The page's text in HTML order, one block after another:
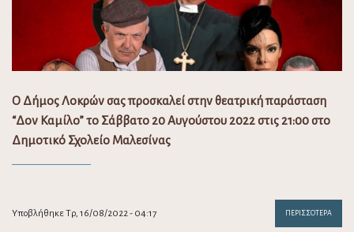
Ο Δήμος Λοκρών σας προσκαλεί στην θεατρική παράσταση
“Δον Καμίλο” το Σάββατο 20 Αυγούστου 2022 στις 21:00 στο
Δημοτικό Σχολείο Μαλεσίνας
Υποβλήθηκε Τρ, 16/08/2022 - 04:17 ΠΕΡΙΣΣΌΤΕΡΑ